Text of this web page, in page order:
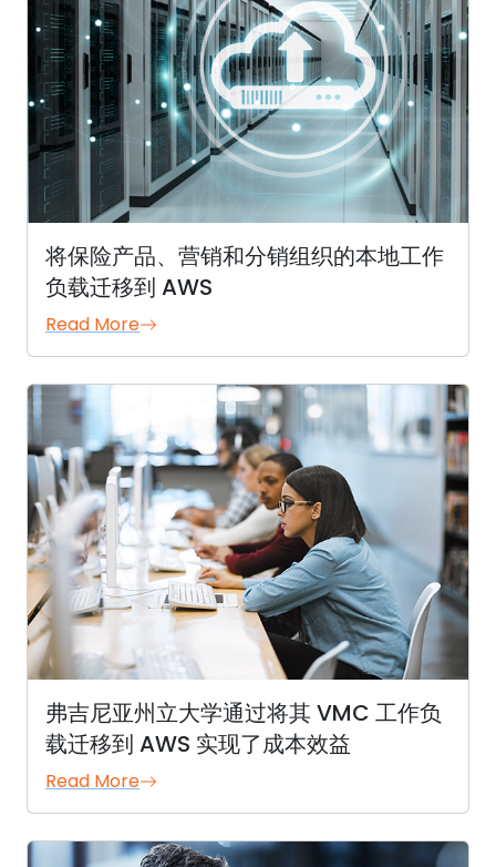
将保险产品、营销和分销组织的本地工作
负载迁移到 AWS
Read More
弗吉尼亚州立大学通过将其 VMC 工作负
载迁移到 AWS 实现了成本效益
Read More